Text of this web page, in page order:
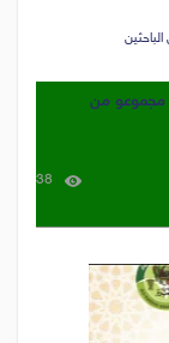
/ مجموعو من
38